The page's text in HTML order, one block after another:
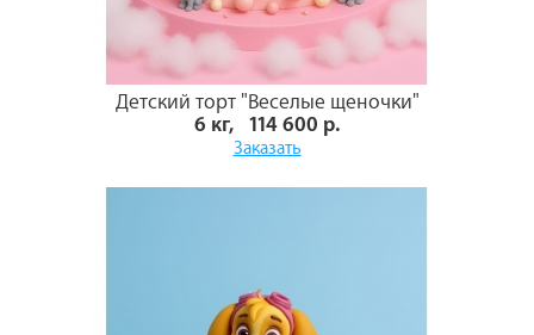
Детский торт "Веселые щеночки"
6 кг, 114 600 р.
Заказать